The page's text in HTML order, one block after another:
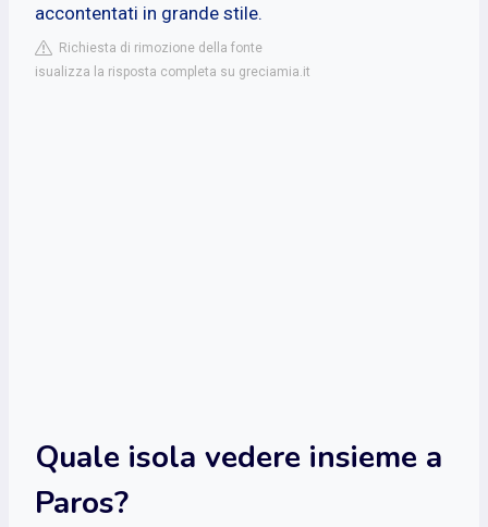
accontentati in grande stile.
Richiesta di rimozione della fonte
isualizza la risposta completa su greciamia.it
Quale isola vedere insieme a
Paros?